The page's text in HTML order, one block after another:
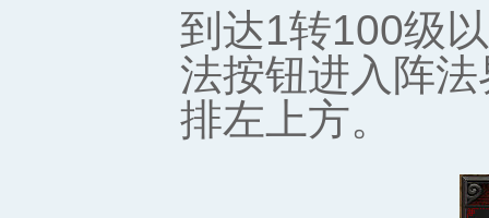
到达1转100级
法按钮进入阵
排左上方。